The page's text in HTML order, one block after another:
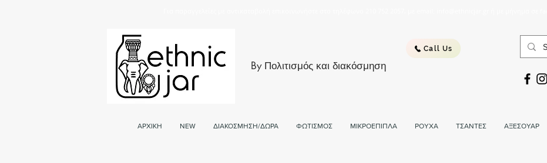
Call Us
By Πολιτισμός και διακόσμηση
ΑΡΧΙΚΗ NEW ΔΙΑΚΟΣΜΗΣΗ/ΔΩΡΑ ΦΩΤΙΣΜΟΣ ΜΙΚΡΟΕΠΙΠΛΑ ΡΟΥΧΑ ΤΣΑΝΤΕΣ ΑΞΕΣΟΥΑΡ